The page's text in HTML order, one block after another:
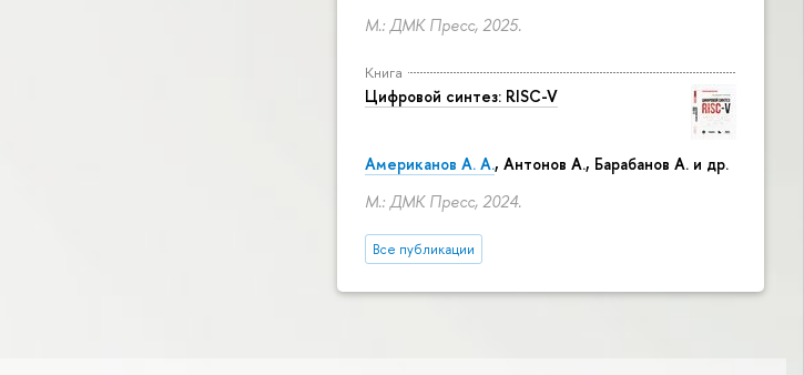
М.: ДМК Пресс, 2025.
Книга
Цифровой синтез: RISC-V
Американов А. А., Антонов А., Барабанов А. и др.
М.: ДМК Пресс, 2024.
Все публикации